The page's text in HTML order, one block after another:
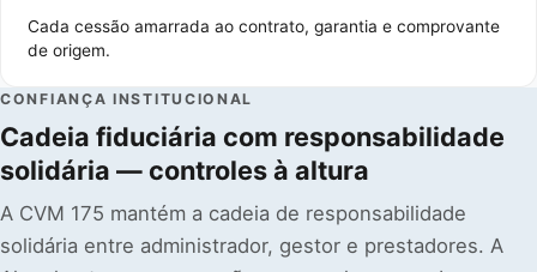
Cada cessão amarrada ao contrato, garantia e comprovante
de origem.
CONFIANÇA INSTITUCIONAL
Cadeia fiduciária com responsabilidade
solidária — controles à altura
A CVM 175 mantém a cadeia de responsabilidade
solidária entre administrador, gestor e prestadores. A